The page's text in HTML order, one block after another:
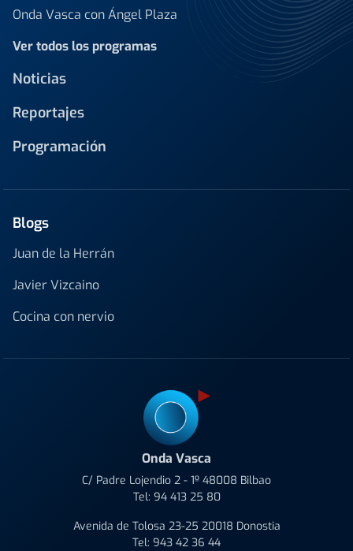
Onda Vasca con Ángel Plaza
Ver todos los programas
Noticias
Reportajes
Programación
Blogs
Juan de la Herrán
Javier Vizcaino
Cocina con nervio
Onda Vasca
C/ Padre Lojendio 2 - 1º 48008 Bilbao
Tel: 94 413 25 80
Avenida de Tolosa 23-25 20018 Donostia
Tel: 943 42 36 44